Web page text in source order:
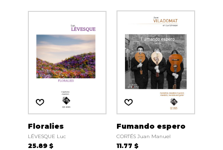
Floralies
LÉVESQUE Luc
25.89 $
Fumando espero
CORTÉS Juan Manuel
11.77 $